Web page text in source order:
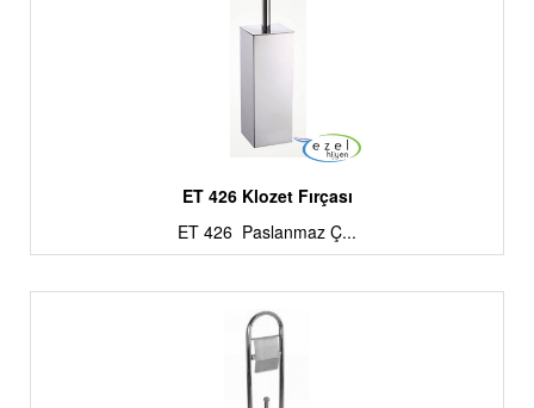
ET 426 Klozet Fırçası
ET 426 Paslanmaz Ç...